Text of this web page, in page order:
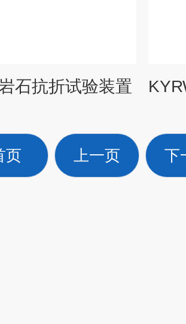
石抗折试验装置
页 上一页 下